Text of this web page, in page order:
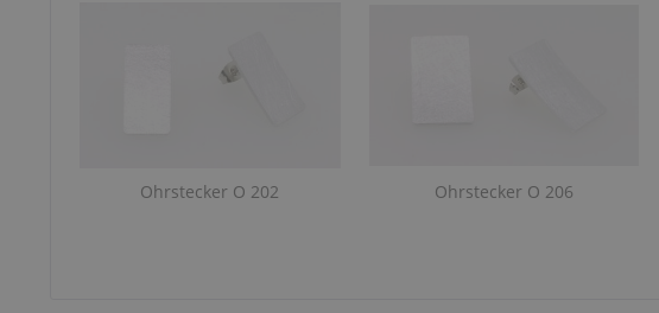
Ohrstecker O 202 Ohrstecker O 206